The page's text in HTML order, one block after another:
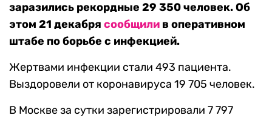
заразились рекордные 29 350 человек. Об
этом 21 декабря сообщили в оперативном
штабе по борьбе с инфекцией.
Жертвами инфекции стали 493 пациента.
Выздоровели от коронавируса 19 705 человек.
В Москве за сутки зарегистрировали 7 797